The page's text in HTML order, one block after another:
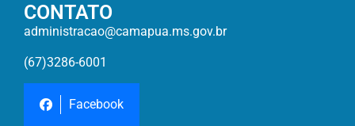
CONTATO
administracao@camapua.ms.gov.br
(67)3286-6001
Facebook